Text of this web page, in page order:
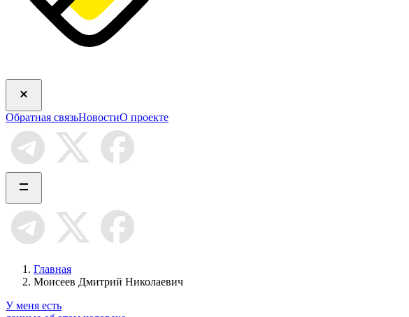
Обратная связьНовостиО проекте
Главная
Моисеев Дмитрий Николаевич
У меня есть